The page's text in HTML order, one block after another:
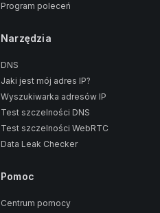
Program poleceń
Narzędzia
DNS
Jaki jest mój adres IP?
Wyszukiwarka adresów IP
Test szczelności DNS
Test szczelności WebRTC
Data Leak Checker
Pomoc
Centrum pomocy